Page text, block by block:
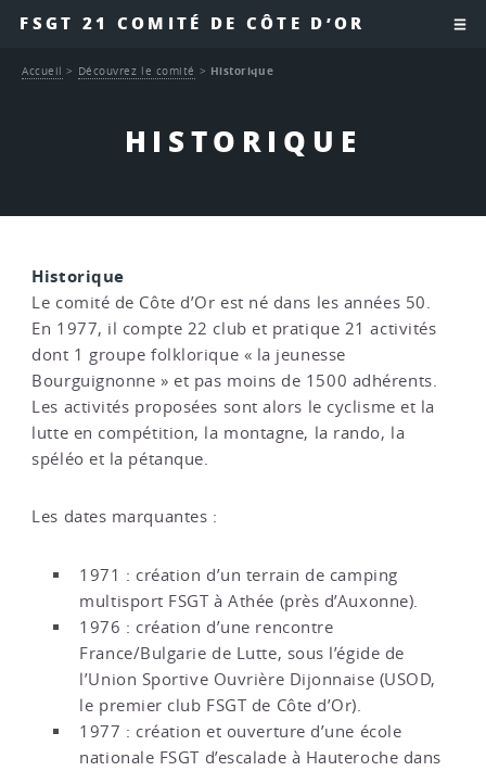
FSGT 21 COMITÉ DE CÔTE D’OR
HISTORIQUE
Accueil > Découvrez le comité > Historique
Historique
Le comité de Côte d’Or est né dans les années 50.
En 1977, il compte 22 club et pratique 21 activités
dont 1 groupe folklorique « la jeunesse
Bourguignonne » et pas moins de 1500 adhérents.
Les activités proposées sont alors le cyclisme et la
lutte en compétition, la montagne, la rando, la
spéléo et la pétanque.
Les dates marquantes :
1971 : création d’un terrain de camping
multisport FSGT à Athée (près d’Auxonne).
1976 : création d’une rencontre
France/Bulgarie de Lutte, sous l’égide de
l’Union Sportive Ouvrière Dijonnaise (USOD,
le premier club FSGT de Côte d’Or).
1977 : création et ouverture d’une école
nationale FSGT d’escalade à Hauteroche dans